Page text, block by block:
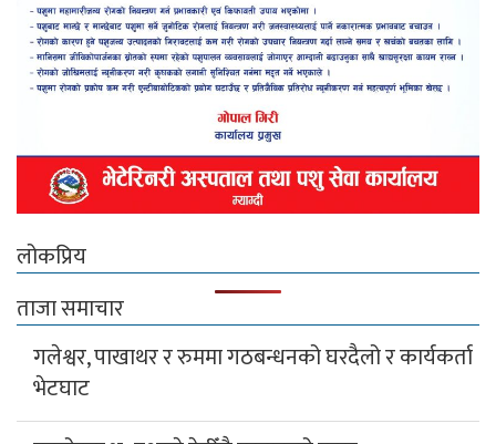
लोकप्रिय
ताजा समाचार
गलेश्वर, पाखाथर र रुममा गठबन्धनको घरदैलो र कार्यकर्ता
भेटघाट